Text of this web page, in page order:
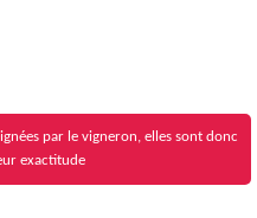
par le vigneron, elles sont donc
exactitude